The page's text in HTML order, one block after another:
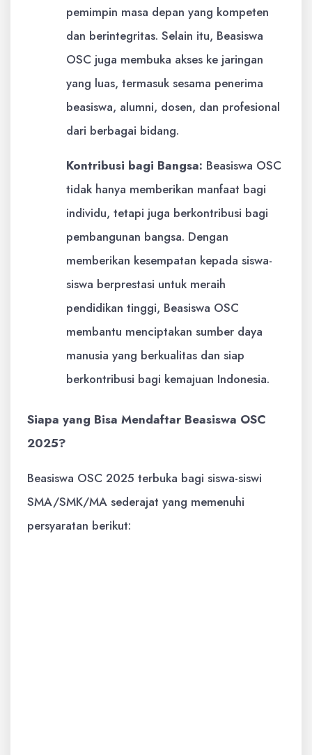
pemimpin masa depan yang kompeten
dan berintegritas. Selain itu, Beasiswa
OSC juga membuka akses ke jaringan
yang luas, termasuk sesama penerima
beasiswa, alumni, dosen, dan profesional
dari berbagai bidang.
Kontribusi bagi Bangsa: Beasiswa OSC
tidak hanya memberikan manfaat bagi
individu, tetapi juga berkontribusi bagi
pembangunan bangsa. Dengan
memberikan kesempatan kepada siswa-
siswa berprestasi untuk meraih
pendidikan tinggi, Beasiswa OSC
membantu menciptakan sumber daya
manusia yang berkualitas dan siap
berkontribusi bagi kemajuan Indonesia.
Siapa yang Bisa Mendaftar Beasiswa OSC
2025?
Beasiswa OSC 2025 terbuka bagi siswa-siswi
SMA/SMK/MA sederajat yang memenuhi
persyaratan berikut: